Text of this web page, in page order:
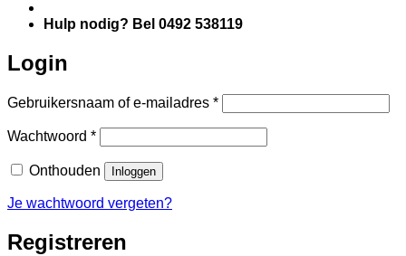
Hulp nodig? Bel 0492 538119
Login
Gebruikersnaam of e-mailadres *Vereist
Wachtwoord *Vereist
Onthouden Inloggen
Je wachtwoord vergeten?
Registreren